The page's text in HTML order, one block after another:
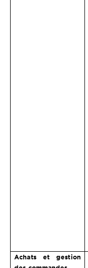
Achats et gestion